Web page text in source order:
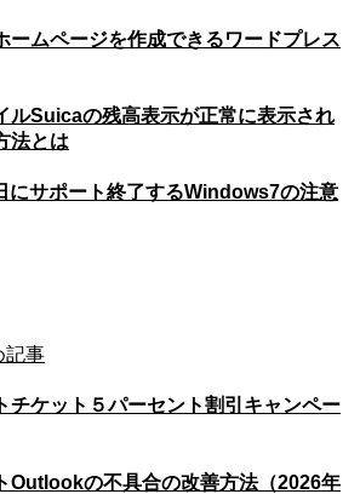
ームページを作成できるワードプレス
ルSuicaの残高表示が正常に表示され
法とは
にサポート終了するWindows7の注意
記事
チケット５パーセント割引キャンペー
Outlookの不具合の改善方法（2026年